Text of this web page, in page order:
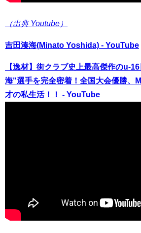
（出典 Youtube）
吉田湊海(Minato Yoshida) - YouTube
【逸材】街クラブ史上最高傑作のu-
海"選手を完全密着！全国大会優勝、
才の私生活！！ - YouTube